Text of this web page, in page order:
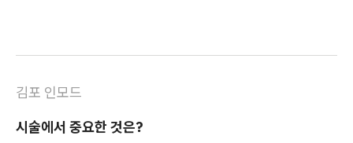
김포 인모드
시술에서 중요한 것은?